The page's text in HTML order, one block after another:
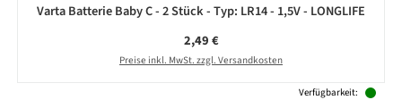
Varta Batterie Baby C - 2 Stück - Typ: LR14 - 1,5V - LONGLIFE
Regulärer Preis:
2,49 €
Preise inkl. MwSt. zzgl. Versandkosten
Verfügbarkeit: